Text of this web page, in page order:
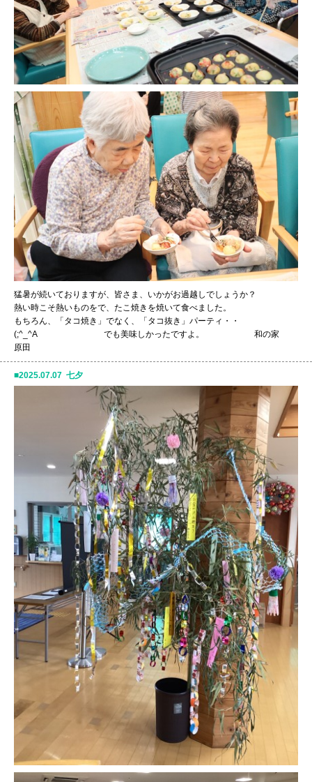
猛暑が続いておりますが、皆さま、いかがお過越しでしょうか？
熱い時こそ熱いものをで、たこ焼きを焼いて食べました。
もちろん、「タコ焼き」でなく、「タコ抜き」パーティ・・
(;^_^A でも美味しかったですよ。 和の家
原田
2025.07.07 七夕